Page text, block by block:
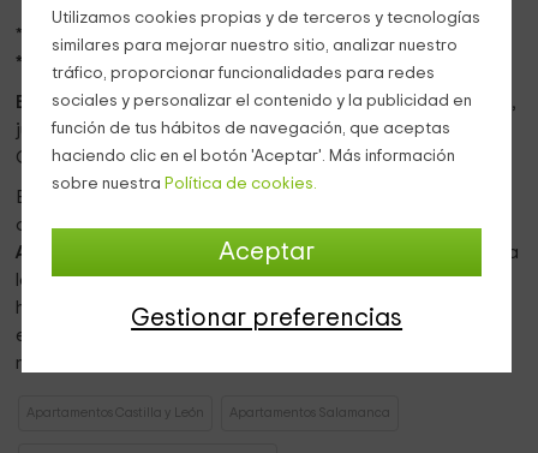
Utilizamos cookies propias y de terceros y tecnologías
similares para mejorar nuestro sitio, analizar nuestro
tráfico, proporcionar funcionalidades para redes
sociales y personalizar el contenido y la publicidad en
función de tus hábitos de navegación, que aceptas
haciendo clic en el botón 'Aceptar'. Más información
sobre nuestra Política de cookies.
Aceptar
Gestionar preferencias
*Disponemos de
cuna y trona gratuita.
**
Opción a 2 camas supletorias , con suplemento.
El edificio está situado en la Avenida principal del pueblo ,
junto al Centro Cultural, Centro de Salud, cerca de la
Oficina de Turismo y de las piscinas y polideportivo.
Es un
que estamos en pleno corazón delParque Natural de
Arribes del Duero
y de la frontera con
Además, la
localidad ofrece todos los servicios necesarios así como
hermosos lugares de interés, con varios miradores, crucero
en barco, rutas BTT, avistamiento de aves y espacios
naturales destacados.
Apartamentos Castilla y León Apartamentos Salamanca